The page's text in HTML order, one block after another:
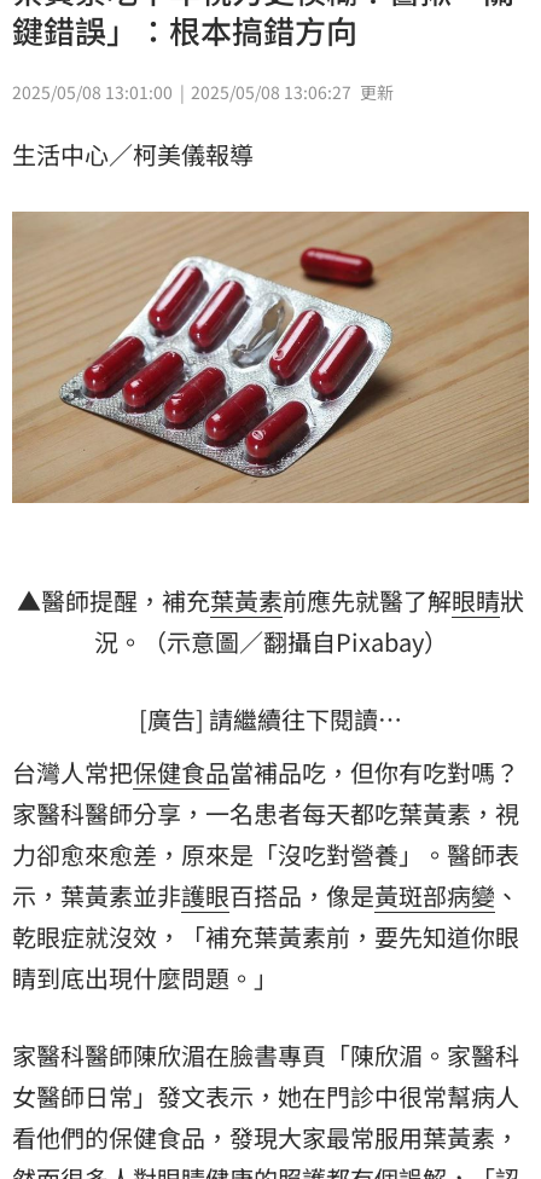
鍵錯誤」：根本搞錯方向
2025/05/08 13:01:00 2025/05/08 13:06:27 更新
生活中心／柯美儀報導
▲醫師提醒，補充葉黃素前應先就醫了解眼睛狀
況。（示意圖／翻攝自Pixabay）
[廣告] 請繼續往下閱讀…
台灣人常把保健食品當補品吃，但你有吃對嗎？
家醫科醫師分享，一名患者每天都吃葉黃素，視
力卻愈來愈差，原來是「沒吃對營養」。醫師表
示，葉黃素並非護眼百搭品，像是黃斑部病變 、
乾眼症就沒效，「補充葉黃素前，要先知道你眼
睛到底出現什麼問題。」
家醫科醫師陳欣湄在臉書專頁「陳欣湄。家醫科
女醫師日常」發文表示，她在門診中很常幫病人
看他們的保健食品，發現大家最常服用葉黃素，